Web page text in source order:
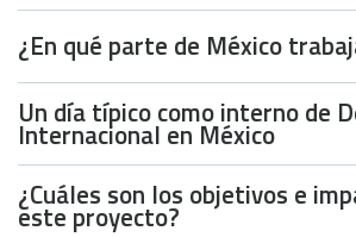
¿En qué parte de México
Un día típico como interno de
Internacional en México
¿Cuáles son los objetivos e
este proyecto?